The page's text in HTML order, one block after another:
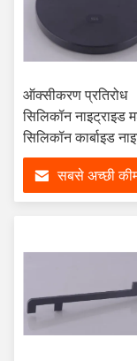
ऑक्सीकरण प्रतिरोध
सिलिकॉन नाइट्राइड
सिलिकॉन कार्बाइड
अनुकूलित
सबसे अच्छी